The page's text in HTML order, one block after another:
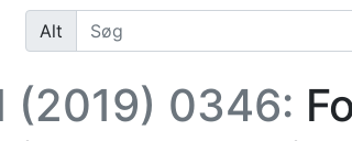
Alt
(2019) 0346: